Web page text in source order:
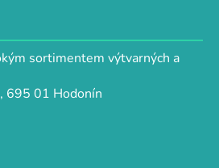
sortimentem výtvarných a
695 01 Hodonín